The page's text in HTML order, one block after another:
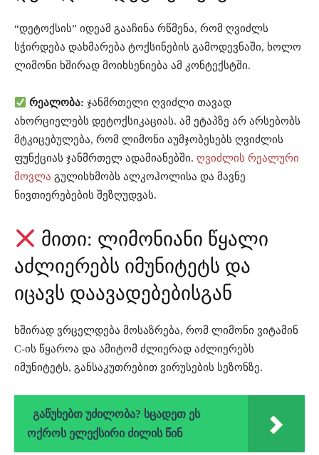
“დეტოქსის” იდეამ გააჩინა რწმენა, რომ ღვიძლს
სჭირდება დახმარება ტოქსინების გამოდევნაში, ხოლო
ლიმონი ხშირად მოიხსენიება ამ კონტექსტში.
რეალობა: ჯანმრთელი ღვიძლი თავად
ახორციელებს დეტოქსიკაციას. ამ ეტაპზე არ არსებობს
მტკიცებულება, რომ ლიმონი აუმჯობესებს ღვიძლის
ფუნქციას ჯანმრთელ ადამიანებში. ღვიძლის რეალური
მოვლა გულისხმობს ალკოჰოლისა და მავნე
ნივთიერებების შეზღუდვას.
მითი: ლიმონიანი წყალი
აძლიერებს იმუნიტეტს და
იცავს დაავადებებისგან
ხშირად ვრცელდება მოსაზრება, რომ ლიმონი ვიტამინ
C-ის წყაროა და ამიტომ ძლიერად აძლიერებს
იმუნიტეტს, განსაკუთრებით ვირუსების სეზონზე.
გაწუხებთ უძილობა? სცადეთ ეს
ოქროს ელექსირი ძილის წინ